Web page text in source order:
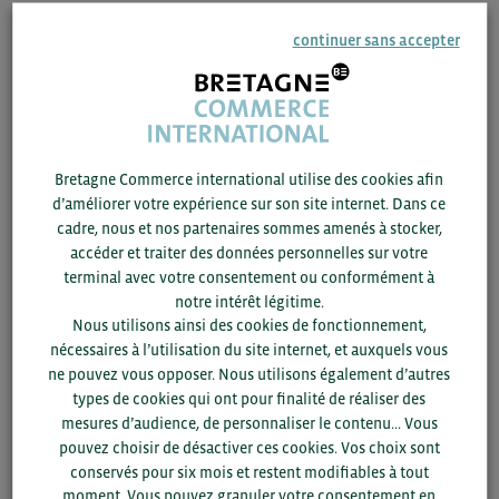
prix reste un critère majeur de décision.
Très bonne image des produits français et présence de
nombreux chefs ou de responsables d’achats dans
l’hôtellerie de nationalité française qui peuvent être
prescripteurs de vos produits.
les principaux débouchés pour les produits français
plutôt prémium.
Développement du bio et des cultures hydroponiques
et verticales d’où une forte demande en Agri-Tech
Production locale d’équipements/process IAA
inexistante, sans compter un renouvellement très
fréquent des lignes et une recherche en innovation et
conseil
Pour la certification Halal : à noter que
Pour la France,
les certificats reconnus aux EAU sont ceux de :
Association Rituelle de la Grande Mosquée de
Lyon, France
continuer sans accepter
Bretagne Commerce international utilise des cookies afin
d’améliorer votre expérience sur son site internet. Dans ce
cadre, nous et nos partenaires sommes amenés à stocker,
accéder et traiter des données personnelles sur votre
terminal avec votre consentement ou conformément à
notre intérêt légitime.
Nous utilisons ainsi des cookies de fonctionnement,
nécessaires à l’utilisation du site internet, et auxquels vous
ne pouvez vous opposer. Nous utilisons également d’autres
types de cookies qui ont pour finalité de réaliser des
mesures d’audience, de personnaliser le contenu... Vous
pouvez choisir de désactiver ces cookies. Vos choix sont
conservés pour six mois et restent modifiables à tout